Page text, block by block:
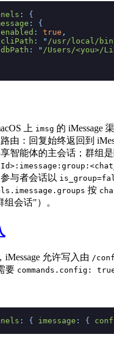
:
{
:
{
: true ,
: " /usr/local/
: " /Users/<you>/
上 imsg 的 iMessage
由：回复始终返回到
智能体的主会话；群组
与者会话以
按
组会话"）。
iMessage 允许写入由 /
要 commands.config:
: { imessage : {